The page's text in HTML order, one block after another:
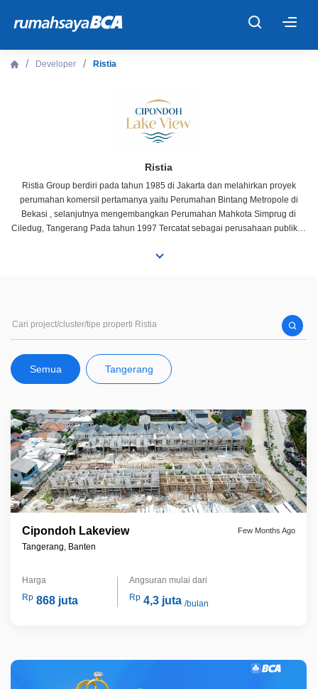
Rekanan
Developer Ristia
Ristia
Ristia Group berdiri pada tahun 1985 di Jakarta dan melahirkan proyek
perumahan komersil pertamanya yaitu Perumahan Bintang Metropole di
Bekasi , selanjutnya mengembangkan Perumahan Mahkota Simprug di
Ciledug, Tangerang Pada tahun 1997 Tercatat sebagai perusahaan publik di
sebagai salah 1 dari 3 pengembang dengan realisasi akad kredit FLPP
Selama tiga dekade terakhir, Ristia Group telah berhasil mengembangkan
18 proyek perumahan di 7 kota di indonesia dan masih banyak proyek
dalam persiapan dengan lokasi yang strategis, dengan didukung fasilitas
transportasi umum, rumah sakit, sekolah dan tempat rekreasi
Semua Tangerang
Cipondoh Lakeview
Tangerang, Banten
Few Months Ago
Harga
Rp 868 juta
Angsuran mulai dari
Rp 4,3 juta /bulan